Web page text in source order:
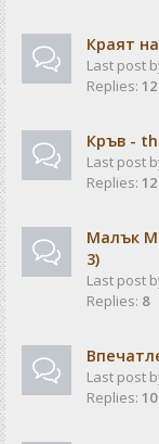
Краят
Last post
Replies: 12
Кръв -
Last post
Replies: 12
Малък
3)
Last post
Replies: 8
Last post
Replies: 10